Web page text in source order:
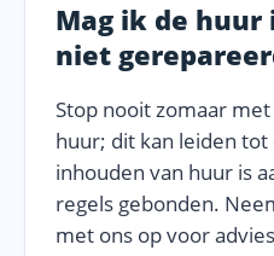
Mag ik de
niet
Stop nooit zomaar
huur; dit kan leiden
inhouden van huur is
regels gebonden.
met ons op voor